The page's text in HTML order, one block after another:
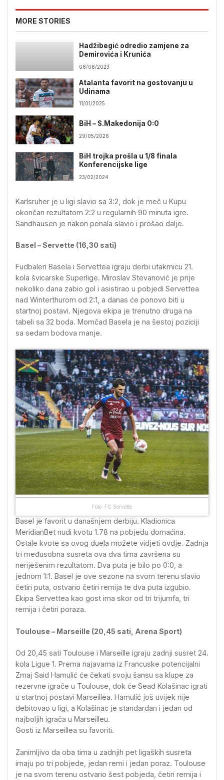
MORE STORIES
Hadžibegić odredio zamjene za
Demirovića i Krunića
06/06/2023
Atalanta favorit na gostovanju u
Udinama
11/01/2025
BiH – S.Makedonija 0:0
29/05/2026
BiH trojka prošla u 1/8 finala
Konferencijske lige
23/02/2024
Karlsruher je u ligi slavio sa 3:2, dok je meč u Kupu
okončan rezultatom 2:2 u regularnih 90 minuta igre.
Sandhausen je nakon penala slavio i prošao dalje.
Basel – Servette (16,30 sati)
Fudbaleri Basela i Servettea igraju derbi utakmicu 21.
kola švicarske Superlige. Miroslav Stevanović je prije
nekoliko dana zabio gol i asistirao u pobjedi Servettea
nad Winterthurom od 2:1, a danas će ponovo biti u
startnoj postavi. Njegova ekipa je trenutno druga na
tabeli sa 32 boda. Momčad Basela je na šestoj poziciji
sa sedam bodova manje.
Foto: FC Servette
Basel je favorit u današnjem derbiju. Kladionica
MeridianBet nudi kvotu 1.78 na pobjedu domaćina.
Ostale kvote sa ovog duela možete vidjeti ovdje. Zadnja
tri međusobna susreta ova dva tima završena su
neriješenim rezultatom. Dva puta je bilo po 0:0, a
jednom 1:1. Basel je ove sezone na svom terenu slavio
četiri puta, ostvario četiri remija te dva puta izgubio.
Ekipa Servettea kao gost ima skor od tri trijumfa, tri
remija i četiri poraza.
Toulouse – Marseille (20,45 sati, Arena Sport)
Od 20,45 sati Toulouse i Marseille igraju zadnji susret 24.
kola Ligue 1. Prema najavama iz Francuske potencijalni
Zmaj Said Hamulić će čekati svoju šansu sa klupe za
rezervne igrače u Toulouse, dok će Sead Kolašinac igrati
u startnoj postavi Marseillea. Hamulić još uvijek nije
debitovao u ligi, a Kolašinac je standardan i jedan od
najboljih igrača u Marseilleu.
Gosti iz Marseillea su favoriti.
Zanimljivo da oba tima u zadnjih pet ligaških susreta
imaju po tri pobjede, jedan remi i jedan poraz. Toulouse
je na svom terenu ostvario šest pobjeda, četiri remija i